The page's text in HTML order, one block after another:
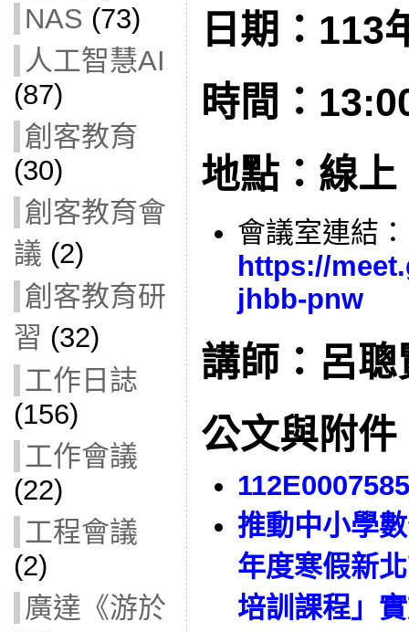
NAS (73)
人工智慧AI
(87)
創客教育
(30)
創客教育會
議 (2)
創客教育研
習 (32)
工作日誌
(156)
工作會議
(22)
工程會議
(2)
廣達《游於
日期：113
時間：
地點：線上
會議室連結：
https://
jhbb-pnw
講師：呂聰
公文與附件
112E0007585
推動中小學
年度寒假新
培訓課程」